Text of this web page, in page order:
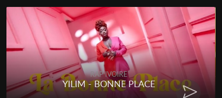
RAP IVOIRE
YILIM - BONNE PLACE